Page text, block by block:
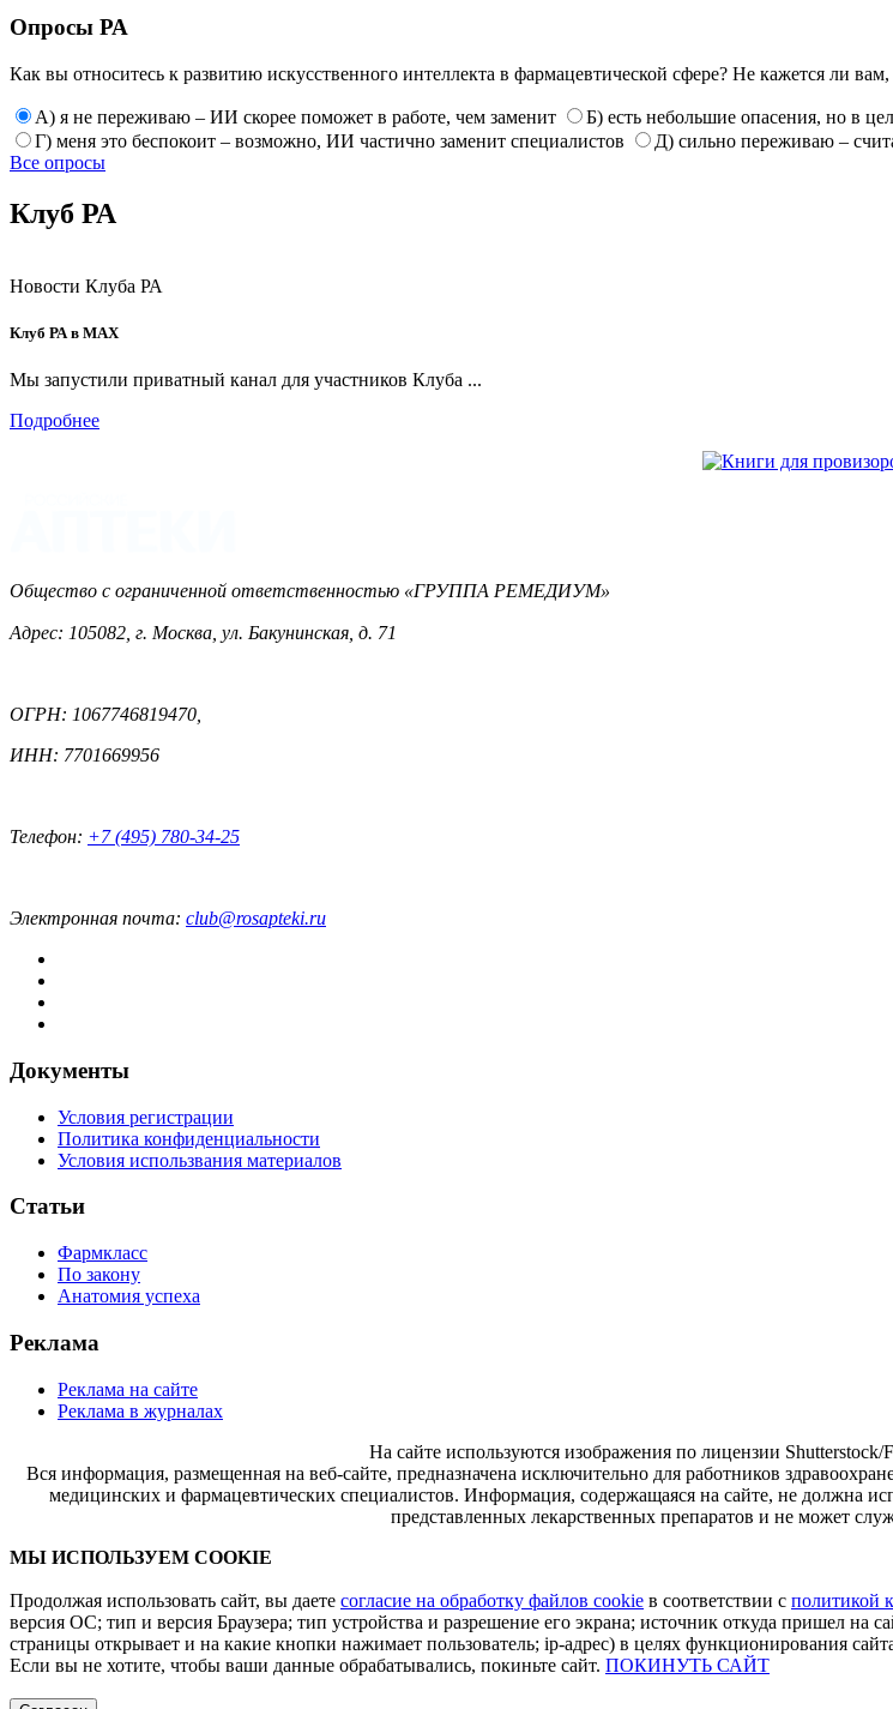
Опросы РА
Как вы относитесь к развитию искусственного интеллекта в фармацевтической сфере? Не кажется ли
А) я не переживаю – ИИ скорее поможет в работе, чем заменит Б) есть небольшие опасения, но в
Г) меня это беспокоит – возможно, ИИ частично заменит специалистов
Д) сильно переживаю –
Все опросы
Клуб РА
Новости Клуба РА
Клуб РА в MAX
Мы запустили приватный канал для участников Клуба ...
Подробнее
Общество с ограниченной ответственностью «ГРУППА РЕМЕДИУМ»
Адрес: 105082, г. Москва, ул. Бакунинская, д. 71
ОГРН: 1067746819470,
ИНН: 7701669956
Телефон: +7 (495) 780-34-25
Электронная почта: club@rosapteki.ru
Документы
Условия регистрации
Политика конфиденциальности
Условия использвания материалов
Статьи
Фармкласс
По закону
Анатомия успеха
Реклама
Реклама на сайте
Реклама в журналах
На сайте используются изображения по лицензии
Вся информация, размещенная на веб-сайте, предназначена исключительно для работников
медицинских и фармацевтических специалистов. Информация, содержащаяся на сайте, не должна
представленных лекарственных препаратов и не может
МЫ ИСПОЛЬЗУЕМ COOKIE
Продолжая использовать сайт, вы даете согласие на обработку файлов cookie в соответствии с политикой
версия ОС; тип и версия Браузера; тип устройства и разрешение его экрана; источник откуда пришел на
страницы открывает и на какие кнопки нажимает пользователь; ip-адрес) в целях функционирования
Если вы не хотите, чтобы ваши данные обрабатывались, покиньте сайт. ПОКИНУТЬ САЙТ